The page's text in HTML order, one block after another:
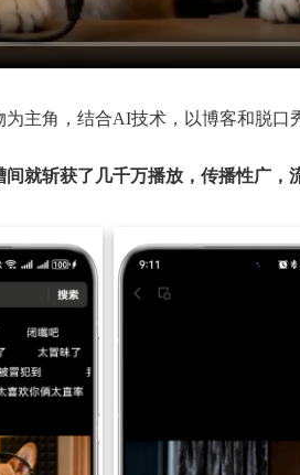
主角，结合AI技术，以博客和脱口
就斩获了几千万播放，传播性广，